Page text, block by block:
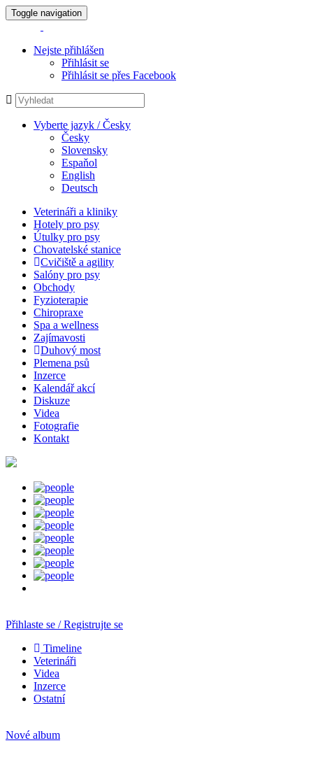
Toggle navigation
Nejste přihlášen
Přihlásit se
Přihlásit se přes Facebook
Vyberte jazyk / Česky
Česky
Slovensky
Espaňol
English
Deutsch
Veterináři a kliniky
Hotely pro psy
Útulky pro psy
Chovatelské stanice
Cvičiště a agility
Salóny pro psy
Obchody
Fyzioterapie
Chiropraxe
Spa a wellness
Zajímavosti
Duhový most
Plemena psů
Inzerce
Kalendář akcí
Diskuze
Videa
Fotografie
Kontakt
Přihlaste se / Registrujte se
Timeline
Veterináři
Videa
Inzerce
Ostatní
Nové album